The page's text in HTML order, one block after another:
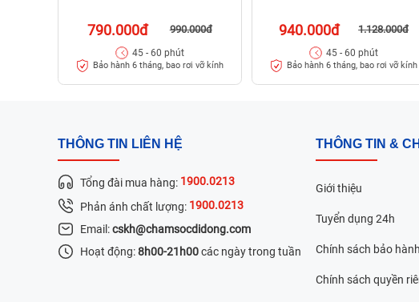
790.000đ 990.000đ
45 - 60 phút
Bảo hành 6 tháng, bao rơi vỡ kính
940.000đ 1.128.000đ
45 - 60 phút
Bảo hành 6 tháng, bao rơi vỡ kính
THÔNG TIN LIÊN HỆ
Tổng đài mua hàng: 1900.0213
Phản ánh chất lượng: 1900.0213
Email:cskh@chamsocdidong.com
Hoạt động:8h00-21h00các ngày trong tuần
THÔNG TIN &
Giới thiệu
Tuyển dụng 24h
Chính sách bảo hành
Chính sách quyền